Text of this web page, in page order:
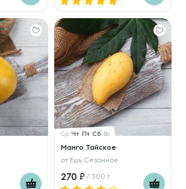
Ср Чт Пт Сб Вс
Манго Тайское
от Ешь Сезонное
270 / 300 г